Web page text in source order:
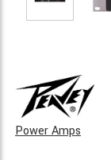
Power Amps